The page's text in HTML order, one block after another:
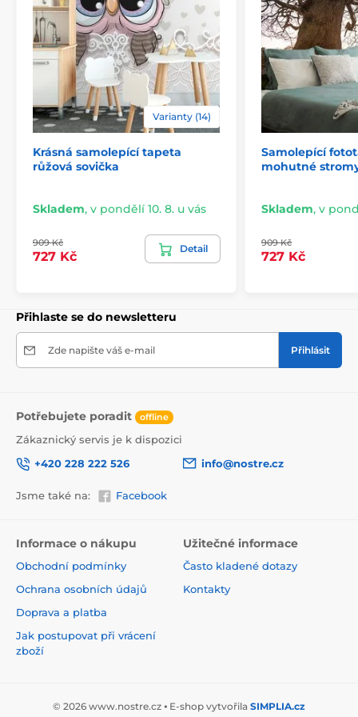
2) Výřezové samolepicí fototapety
velikosti, což může znamenat oříznutí některé části.
Po výběru rozměru na webu uvidíte přesný náhled.
Rozměry jsou tvořeny pásy širokými 49 cm.
Rozměry (v cm): 147x270(3 pruhy), 196x270(4 pruhy),
Použitá tisková metoda je ekologická, a proto jsou
přísné normy a mají VOC i GREENGUARD GOLD
certifikaci. Navíc jsou bez obsahu PVC a lepidlo je na
Varianty (14)
Krásná samolepící tapeta
růžová sovička
Skladem, v pondělí 10. 8. u vás
909 Kč
727 Kč
Detail
Samolepící
mohutné
Skladem, v
909 Kč
727 Kč
Přihlaste se do newsletteru
Zde napište váš e-mail Přihlásit
Potřebujete poradit offline
Zákaznický servis je k dispozici
+420 228 222 526
info@nostre.cz
Jsme také na: Facebook
Informace o nákupu
Obchodní podmínky
Ochrana osobních údajů
Doprava a platba
Jak postupovat při vrácení
zboží
Užitečné informace
Často kladené dotazy
Kontakty
© 2026 www.nostre.cz ⦁ E-shop vytvořila SIMPLIA.cz